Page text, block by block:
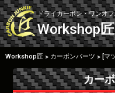
Skip
to
content
ドライカーボン・ワンオ
Workshop匠
Workshop匠> カーボンパーツ > [マ
カー